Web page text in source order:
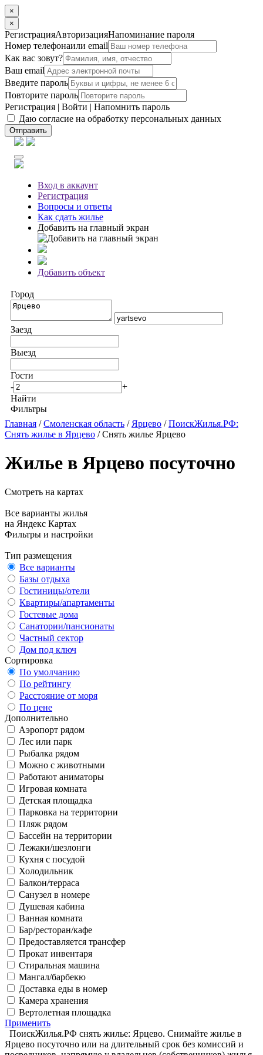
×
×
РегистрацияАвторизацияНапоминание пароля
Номер телефонаили email
Как вас зовут?
Ваш email
Введите пароль
Повторите пароль
Регистрация | Войти | Напомнить пароль
Даю согласие на обработку персональных данных
Отправить
Вход в аккаунт
Регистрация
Вопросы и ответы
Как сдать жилье
Добавить на главный экран
Добавить объект
Город
Заезд
Выезд
Гости
-
+
Найти
Фильтры
Главная /Смоленская область / Ярцево /ПоискЖилья.РФ:
Снять жилье в Ярцево / Снять жилье Ярцево
Жилье в Ярцево посуточно
Смотреть на картах
Все варианты жилья
на Яндекс Картах
Фильтры и настройки
Тип размещения
Все варианты
Базы отдыха
Гостиницы/отели
Квартиры/апартаменты
Гостевые дома
Санатории/пансионаты
Частный сектор
Дом под ключ
Сортировка
По умолчанию
По рейтингу
Расстояние от моря
По цене
Дополнительно
Аэропорт рядом
Лес или парк
Рыбалка рядом
Можно с животными
Работают аниматоры
Игровая комната
Детская площадка
Парковка на территории
Пляж рядом
Бассейн на территории
Лежаки/шезлонги
Кухня с посудой
Холодильник
Балкон/терраса
Санузел в номере
Душевая кабина
Ванная комната
Бар/ресторан/кафе
Предоставляется трансфер
Прокат инвентаря
Стиральная машина
Мангал/барбекю
Доставка еды в номер
Камера хранения
Вертолетная площадка
Применить
ПоискЖилья.РФ снять жилье: Ярцево. Снимайте жилье в
Ярцево посуточно или на длительный срок без комиссий и